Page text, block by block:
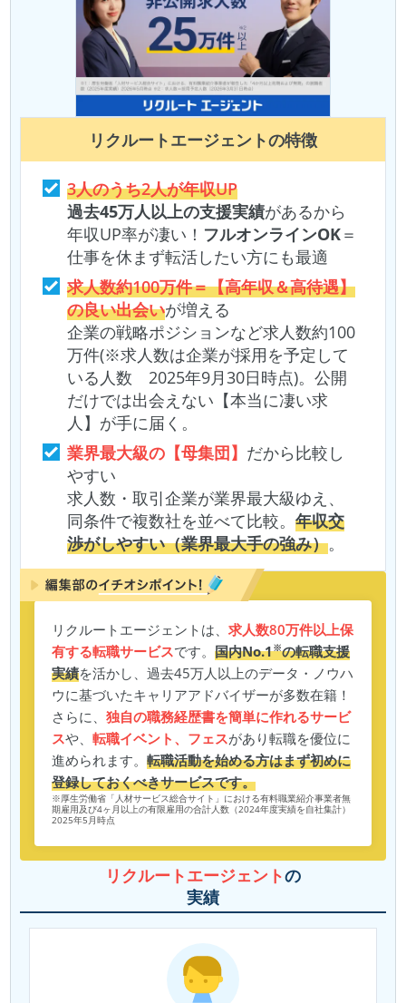
リクルートエージェントの特徴
3人のうち2人が年収UP
過去45万人以上の支援実績があるから
年収UP率が凄い！ フルオンラインOK＝
仕事を休まず転活したい方にも最適
求人数約100万件＝【高年収＆高待遇】
の良い出会いが増える
企業の戦略ポジションなど求人数約100
万件(※求人数は企業が採用を予定して
いる人数 2025年9月30日時点)。公開
だけでは出会えない【本当に凄い求
人】が手に届く。
業界最大級の【母集団】 だから比較し
やすい
求人数・取引企業が業界最大級ゆえ、
同条件で複数社を並べて比較。年収交
渉がしやすい（業界最大手の強み）。
リクルートエージェントは、求人数80万件以上保
有する転職サービスです。国内No.1※の転職支援
実績を活かし、過去45万人以上のデータ・ノウハ
ウに基づいたキャリアアドバイザーが多数在籍！
さらに、独自の職務経歴書を簡単に作れるサービ
スや、転職イベント、フェスがあり転職を優位に
進められます。転職活動を始める方はまず初めに
登録しておくべきサービスです。
※厚生労働省「人材サービス総合サイト」における有料職業紹介事業者無
期雇用及び4ヶ月以上の有限雇用の合計人数（2024年度実績を自社集計）
2025年5月時点
リクルートエージェントの
実績